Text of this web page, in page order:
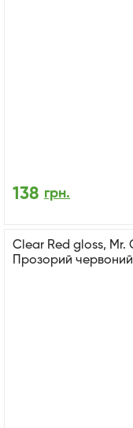
138 грн.
Clear Red gloss,
Прозорий